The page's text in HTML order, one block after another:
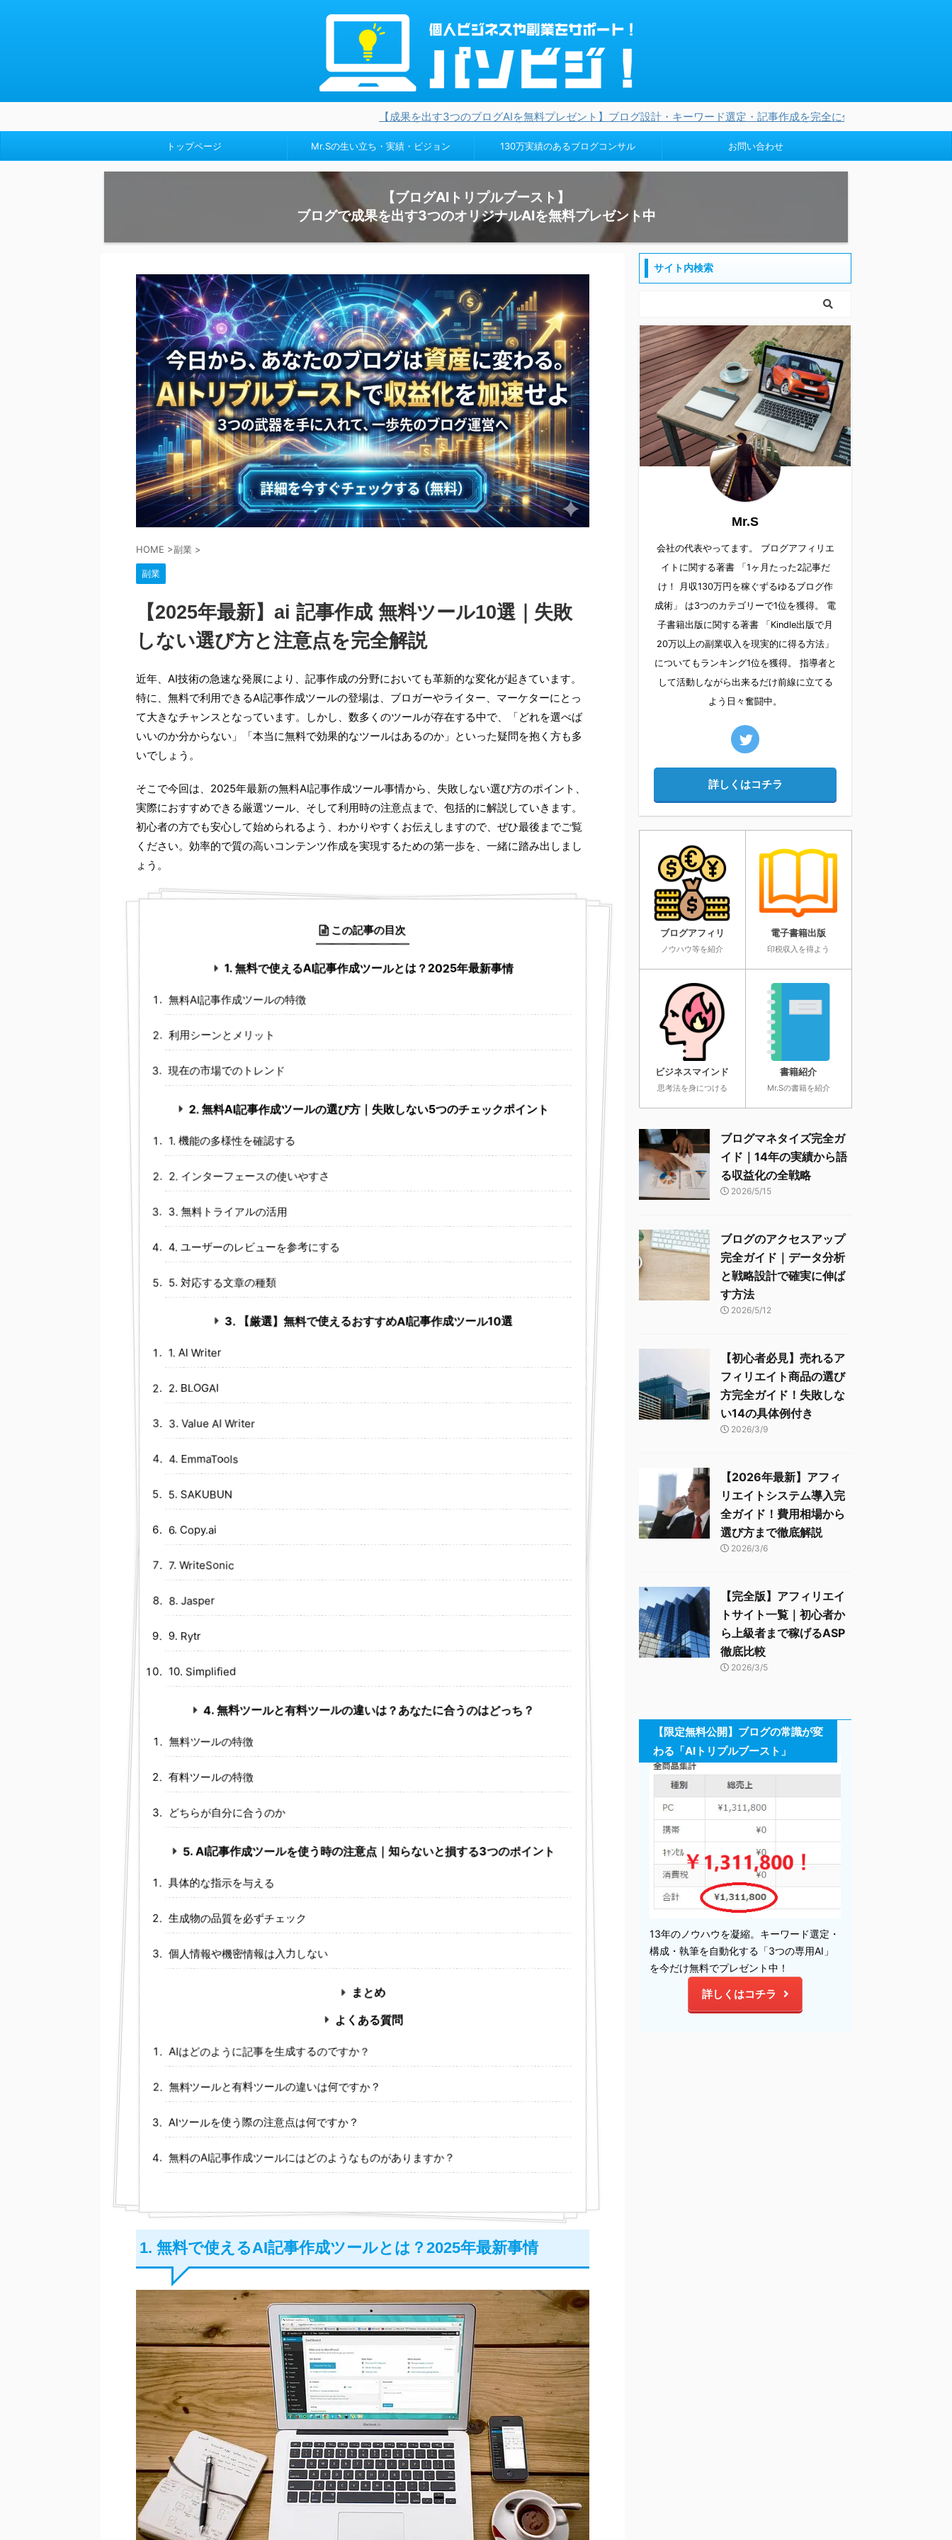
【成果を出す3つのブログAIを無料プレゼント】ブログ設計・キーワード選定・記事作成を完全に任せられる3つのオリジナルAIを無料プ
トップページ Mr.Sの生い立ち・実績・ビジョン 130万実績のあるブログコンサル お問い合わせ
【ブログAIトリプルブースト】
ブログで成果を出す3つのオリジナルAIを無料プレゼント中
HOME >副業 >
副業
【2025年最新】ai 記事作成 無料ツール10選｜失敗
しない選び方と注意点を完全解説
近年、AI技術の急速な発展により、記事作成の分野においても革新的な変化が起きています。
特に、無料で利用できるAI記事作成ツールの登場は、ブロガーやライター、マーケターにとっ
て大きなチャンスとなっています。しかし、数多くのツールが存在する中で、「どれを選べば
いいのか分からない」「本当に無料で効果的なツールはあるのか」といった疑問を抱く方も多
いでしょう。
そこで今回は、2025年最新の無料AI記事作成ツール事情から、失敗しない選び方のポイント、
実際におすすめできる厳選ツール、そして利用時の注意点まで、包括的に解説していきます。
初心者の方でも安心して始められるよう、わかりやすくお伝えしますので、ぜひ最後までご覧
ください。効率的で質の高いコンテンツ作成を実現するための第一歩を、一緒に踏み出しまし
ょう。
この記事の目次
1. 無料で使えるAI記事作成ツールとは？2025年最新事情
無料AI記事作成ツールの特徴
利用シーンとメリット
現在の市場でのトレンド
2. 無料AI記事作成ツールの選び方｜失敗しない5つのチェックポイント
1. 機能の多様性を確認する
2. インターフェースの使いやすさ
3. 無料トライアルの活用
4. ユーザーのレビューを参考にする
5. 対応する文章の種類
3. 【厳選】無料で使えるおすすめAI記事作成ツール10選
1. AI Writer
2. BLOGAI
3. Value AI Writer
4. EmmaTools
5. SAKUBUN
6. Copy.ai
7. WriteSonic
8. Jasper
9. Rytr
10. Simplified
4. 無料ツールと有料ツールの違いは？あなたに合うのはどっち？
無料ツールの特徴
有料ツールの特徴
どちらが自分に合うのか
5. AI記事作成ツールを使う時の注意点｜知らないと損する3つのポイント
具体的な指示を与える
生成物の品質を必ずチェック
個人情報や機密情報は入力しない
まとめ
よくある質問
AIはどのように記事を生成するのですか？
無料ツールと有料ツールの違いは何ですか？
AIツールを使う際の注意点は何ですか？
無料のAI記事作成ツールにはどのようなものがありますか？
1. 無料で使えるAI記事作成ツールとは？2025年最新事情
サイト内検索
Mr.S
会社の代表やってます。 ブログアフィリエ
イトに関する著書 「1ヶ月たった2記事だ
け！ 月収130万円を稼ぐずるゆるブログ作
成術」 は3つのカテゴリーで1位を獲得。 電
子書籍出版に関する著書 「Kindle出版で月
20万以上の副業収入を現実的に得る方法」
についてもランキング1位を獲得。 指導者と
して活動しながら出来るだけ前線に立てる
よう日々奮闘中。
詳しくはコチラ
ブログアフィリ
ノウハウ等を紹介
電子書籍出版
印税収入を得よう
ビジネスマインド
思考法を身につける
書籍紹介
Mr.Sの書籍を紹介
ブログマネタイズ完全ガ
イド｜14年の実績から語
る収益化の全戦略
2026/5/15
ブログのアクセスアップ
完全ガイド｜データ分析
と戦略設計で確実に伸ば
す方法
2026/5/12
【初心者必見】売れるア
フィリエイト商品の選び
方完全ガイド！失敗しな
い14の具体例付き
2026/3/9
【2026年最新】アフィ
リエイトシステム導入完
全ガイド！費用相場から
選び方まで徹底解説
2026/3/6
【完全版】アフィリエイ
トサイト一覧｜初心者か
ら上級者まで稼げるASP
徹底比較
2026/3/5
【限定無料公開】ブログの常識が変
わる「AIトリプルブースト」
13年のノウハウを凝縮。キーワード選定・
構成・執筆を自動化する「3つの専用AI」
を今だけ無料でプレゼント中！
詳しくはコチラ